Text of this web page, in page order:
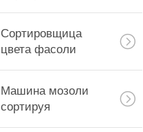
Сортировщица
цвета фасоли
Машина мозоли
сортируя